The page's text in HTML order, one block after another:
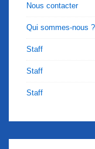
Nous contacter
Qui sommes-nous ?
Staff
Staff
Staff